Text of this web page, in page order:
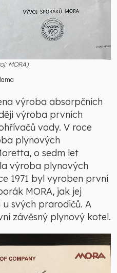
MORA)
výroba absorpčních
výroba prvních
vody. V roce
plynových
o sedm let
výroba plynových
1971 byl vyroben první
MORA, jak jej
u svých prarodičů. A
závěsný plynový kotel.